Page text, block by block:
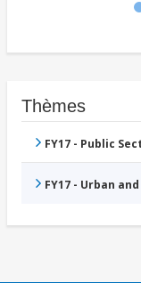
Thèmes
FY17 - Public
FY17 - Urban